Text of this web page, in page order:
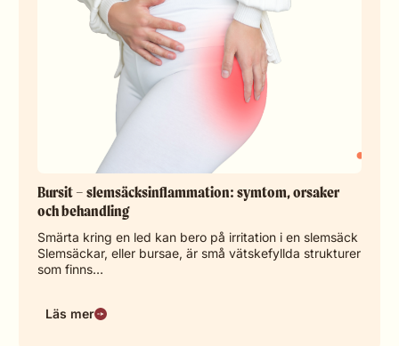
Bursit – slemsäcksinflammation: symtom, orsaker
och behandling
Smärta kring en led kan bero på irritation i en slemsäck
Slemsäckar, eller bursae, är små vätskefyllda strukturer
som finns…
Läs mer